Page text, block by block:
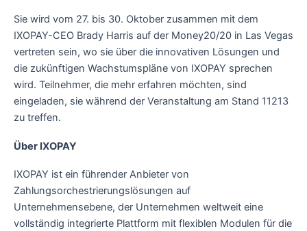
Sie wird vom 27. bis 30. Oktober zusammen mit dem
IXOPAY-CEO Brady Harris auf der Money20/20 in Las Vegas
vertreten sein, wo sie über die innovativen Lösungen und
die zukünftigen Wachstumspläne von IXOPAY sprechen
wird. Teilnehmer, die mehr erfahren möchten, sind
eingeladen, sie während der Veranstaltung am Stand 11213
zu treffen.
Über IXOPAY
IXOPAY ist ein führender Anbieter von
Zahlungsorchestrierungslösungen auf
Unternehmensebene, der Unternehmen weltweit eine
vollständig integrierte Plattform mit flexiblen Modulen für die